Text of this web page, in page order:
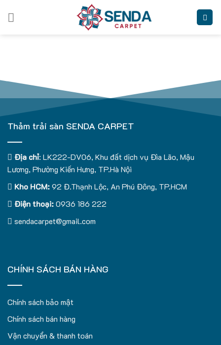
Thảm trải sàn SENDA CARPET
Địa chỉ: LK222-DV06, Khu đất dịch vụ Đìa Lão, Mậu
Lương, Phường Kiến Hưng, TP.Hà Nội
Kho HCM:92 Đ.Thạnh Lộc, An Phú Đông, TP.HCM
Điện thoại:0936 186 222
sendacarpet@gmail.com
CHÍNH SÁCH BÁN HÀNG
Chính sách bảo mật
Chính sách bán hàng
Vận chuyển & thanh toán